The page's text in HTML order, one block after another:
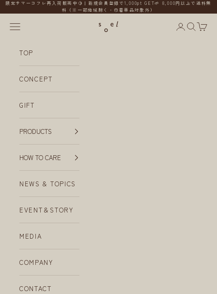
コンテンツへスキップ
限定サマーコフレ再入荷販売中🍋｜新規会員登録で1,000pt GET🌱 8,000円以上で送料無
料（※一部地域除く・巾着単品対象外）
soel
メニューを開く 会員ページ
検索を開
カー
TOP
CONCEPT
GIFT
PRODUCTS
HOW TO CARE
NEWS & TOPICS
EVENT＆STORY
MEDIA
COMPANY
CONTACT